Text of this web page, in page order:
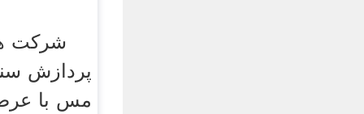
شرکت
پردازش
مس با